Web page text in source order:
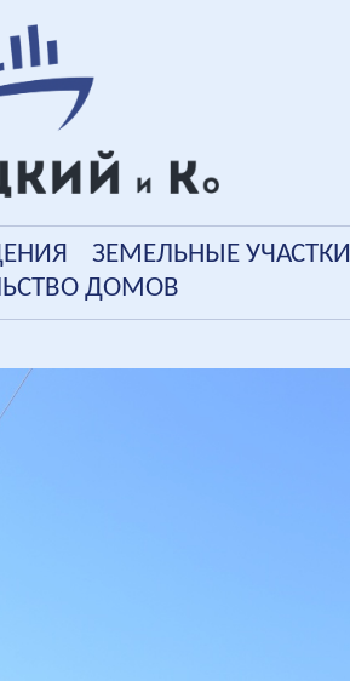
ЗЕМЕЛЬНЫЕ УЧАСТКИ
ДОМОВ